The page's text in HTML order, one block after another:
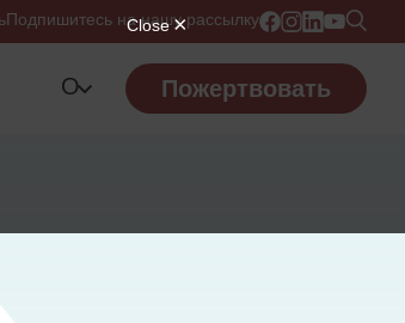
Подпишитесь на нашу рассылку
О Пожертвовать